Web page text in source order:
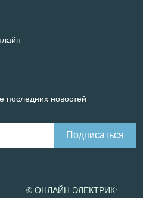
последних новостей
© ОНЛАЙН ЭЛЕКТРИК: